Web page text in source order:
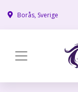
Borås, Sverige